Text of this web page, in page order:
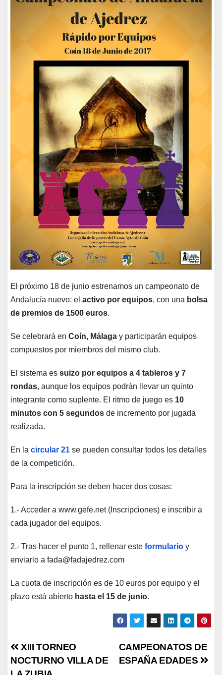
El próximo 18 de junio estrenamos un campeonato de
Andalucía nuevo: el activo por equipos, con una bolsa
de premios de 1500 euros.
Se celebrará en Coín, Málaga y participarán equipos
compuestos por miembros del mismo club.
El sistema es suizo por equipos a 4 tableros y 7
rondas, aunque los equipos podrán llevar un quinto
integrante como suplente. El ritmo de juego es 10
minutos con 5 segundos de incremento por jugada
realizada.
En la circular 21 se pueden consultar todos los detalles
de la competición.
Para la inscripción se deben hacer dos cosas:
1.- Acceder a www.gefe.net (Inscripciones) e inscribir a
cada jugador del equipos.
2.- Tras hacer el punto 1, rellenar este formulario y
enviarlo a fada@fadajedrez.com
La cuota de inscripción es de 10 euros por equipo y el
plazo está abierto hasta el 15 de junio.
Navegación
de
CAMPEONATOS DE
ESPAÑA EDADES
XIII TORNEO
NOCTURNO VILLA DE